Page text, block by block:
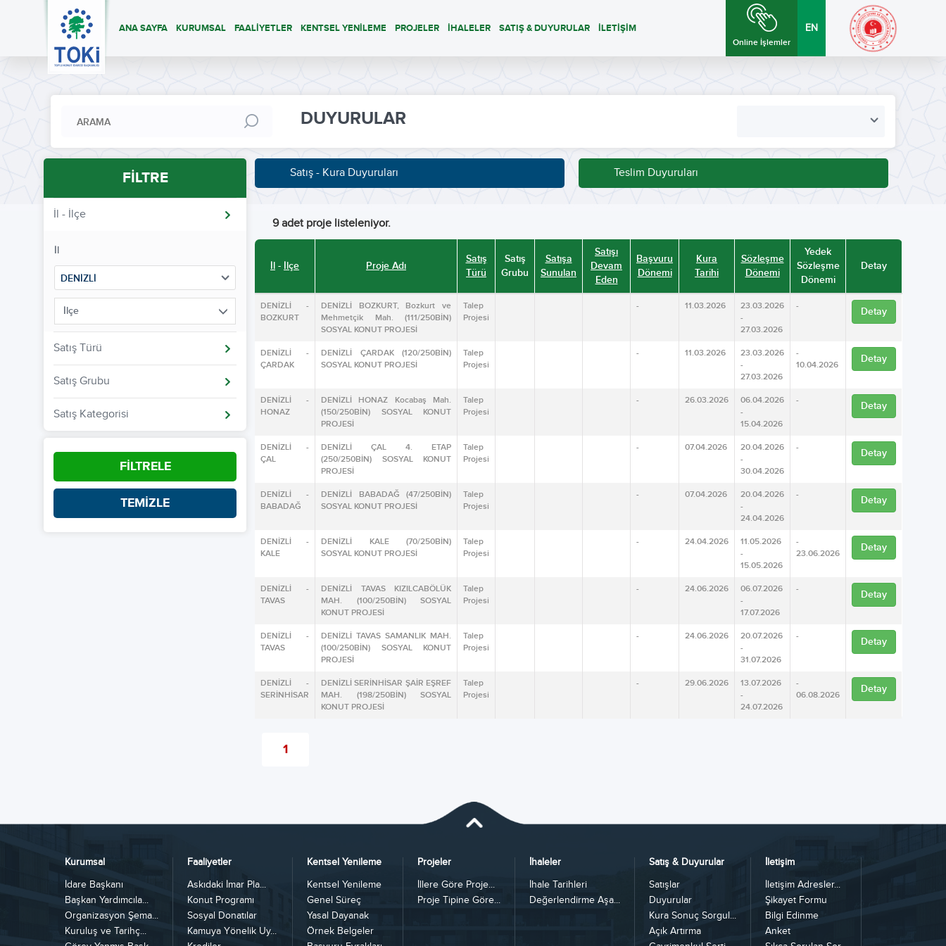
ANA SAYFA KURUMSAL FAALİYETLER KENTSEL YENİLEME PROJELER İHALELER SATIŞ & DUYURULAR İLETİŞİM
Online İşlemler
EN
DUYURULAR
FİLTRE
İl - İlçe
İl
DENİZLİ
İlçe
Satış Türü
Satış Grubu
Satış Kategorisi
FİLTRELE
TEMİZLE
Satış - Kura Duyuruları Teslim Duyuruları
9 adet proje listeleniyor.
İl - İlçe Proje Adı
Satış
Türü
Satış
Grubu
Satışa
Sunulan
Satışı
Devam
Eden
Başvuru
Dönemi
Kura
Tarihi
Sözleşme
Dönemi
Yedek
Sözleşme
Dönemi
Detay
DENİZLİ -
BOZKURT
DENİZLİ BOZKURT, Bozkurt ve
Mehmetçik Mah. (111/250BİN)
SOSYAL KONUT PROJESİ
Talep
Projesi
- 11.03.2026
23.03.2026
-
27.03.2026
- Detay
DENİZLİ -
ÇARDAK
DENİZLİ ÇARDAK (120/250BİN)
SOSYAL KONUT PROJESİ
Talep
Projesi
- 11.03.2026
23.03.2026
-
27.03.2026
-
10.04.2026
Detay
DENİZLİ -
HONAZ
DENİZLİ HONAZ Kocabaş Mah.
(150/250BİN) SOSYAL KONUT
PROJESİ
Talep
Projesi
- 26.03.2026
06.04.2026
-
15.04.2026
- Detay
DENİZLİ -
ÇAL
DENİZLİ ÇAL 4. ETAP
(250/250BİN) SOSYAL KONUT
PROJESİ
Talep
Projesi
- 07.04.2026
20.04.2026
-
30.04.2026
- Detay
DENİZLİ -
BABADAĞ
DENİZLİ BABADAĞ (47/250BİN)
SOSYAL KONUT PROJESİ
Talep
Projesi
- 07.04.2026
20.04.2026
-
24.04.2026
- Detay
DENİZLİ -
KALE
DENİZLİ KALE (70/250BİN)
SOSYAL KONUT PROJESİ
Talep
Projesi
- 24.04.2026
11.05.2026
-
15.05.2026
-
23.06.2026
Detay
DENİZLİ -
TAVAS
DENİZLİ TAVAS KIZILCABÖLÜK
MAH. (100/250BİN) SOSYAL
KONUT PROJESİ
Talep
Projesi
- 24.06.2026
06.07.2026
-
17.07.2026
- Detay
DENİZLİ -
TAVAS
DENİZLİ TAVAS SAMANLIK MAH.
(100/250BİN) SOSYAL KONUT
PROJESİ
Talep
Projesi
- 24.06.2026
20.07.2026
-
31.07.2026
- Detay
DENİZLİ -
SERİNHİSAR
DENİZLİ SERİNHİSAR ŞAİR EŞREF
MAH. (198/250BİN) SOSYAL
KONUT PROJESİ
Talep
Projesi
- 29.06.2026
13.07.2026
-
24.07.2026
-
06.08.2026
Detay
1
Kurumsal
İdare Başkanı
Başkan Yardımcıla...
Organizasyon Şema...
Kuruluş ve Tarihç...
Faaliyetler
Askıdaki İmar Pla...
Konut Programı
Sosyal Donatılar
Kamuya Yönelik Uy...
Kentsel Yenileme
Kentsel Yenileme
Genel Süreç
Yasal Dayanak
Örnek Belgeler
Projeler
İllere Göre Proje...
Proje Tipine Göre...
İhaleler
İhale Tarihleri
Değerlendirme Aşa...
Satış & Duyurular
Satışlar
Duyurular
Kura Sonuç Sorgul...
Açık Artırma
İletişim
İletişim Adresler...
Şikayet Formu
Bilgi Edinme
Anket